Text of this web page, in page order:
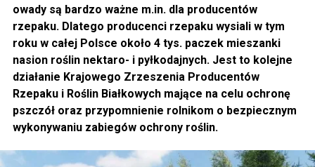
owady są bardzo ważne m.in. dla producentów
rzepaku. Dlatego producenci rzepaku wysiali w tym
roku w całej Polsce około 4 tys. paczek mieszanki
nasion roślin nektaro- i pyłkodajnych. Jest to kolejne
działanie Krajowego Zrzeszenia Producentów
Rzepaku i Roślin Białkowych mające na celu ochronę
pszczół oraz przypomnienie rolnikom o bezpiecznym
wykonywaniu zabiegów ochrony roślin.